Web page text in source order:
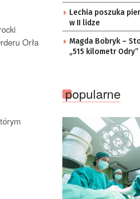
Orła
Lechia poszuka
w II lidze
Magda Bobryk –
„515 kilometr Odry”
popularne